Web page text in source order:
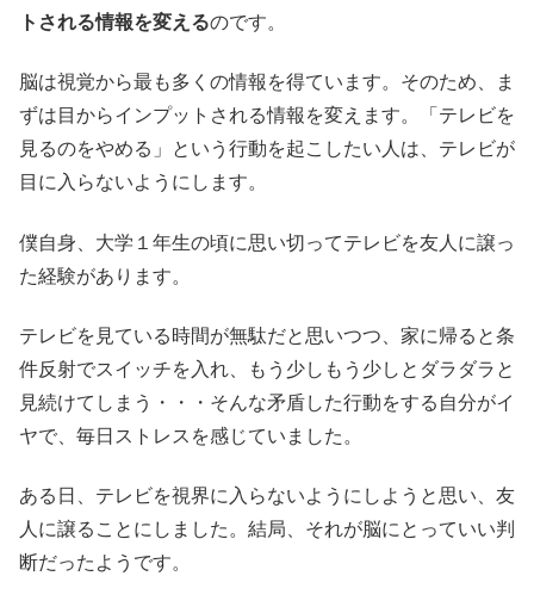
トされる情報を変えるのです。
脳は視覚から最も多くの情報を得ています。そのため、ま
ずは目からインプットされる情報を変えます。「テレビを
見るのをやめる」という行動を起こしたい人は、テレビが
目に入らないようにします。
僕自身、大学１年生の頃に思い切ってテレビを友人に譲っ
た経験があります。
テレビを見ている時間が無駄だと思いつつ、家に帰ると条
件反射でスイッチを入れ、もう少しもう少しとダラダラと
見続けてしまう・・・そんな矛盾した行動をする自分がイ
ヤで、毎日ストレスを感じていました。
ある日、テレビを視界に入らないようにしようと思い、友
人に譲ることにしました。結局、それが脳にとっていい判
断だったようです。